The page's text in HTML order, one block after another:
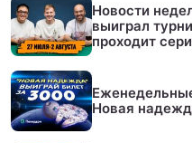
Новости
выиграл
проходит
Новая